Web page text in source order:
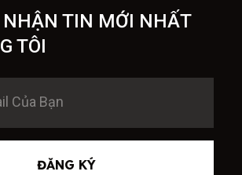
TIN MỚI NHẤT
TÔI
ĐĂNG KÝ